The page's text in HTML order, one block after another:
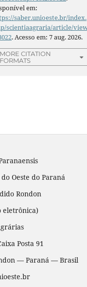
em:
saber.unioeste.br/index.
scientiaagraria/article/
. Acesso em: 7 aug. 2026.
MORE CITATION
FORMATS
Oeste do Paraná
Rondon
eletrônica)
Posta 91
— Paraná — Brasil